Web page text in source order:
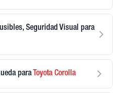
Seguridad Visual para
para ToyotaCorolla